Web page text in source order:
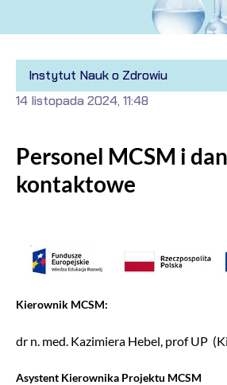
Instytut Nauk o Zdrowiu
Personel MCSM i
kontaktowe
14 listopada 2024, 11:48
Kierownik MCSM:
dr n. med. Kazimiera Hebel, prof UP
Asystent Kierownika Projektu MCSM